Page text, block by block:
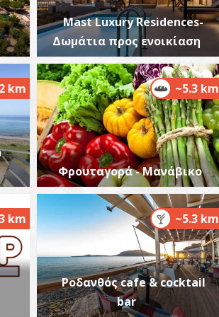
Γεωργόπουλου - Χώρα Τριφυλίας
~7.3Km
Αγγελοπούλου - Χώρα
~7.3Km
Mast Luxury Residences-
Δωμάτια προς ενοικίαση
km ~5.3 km
Φρουταγορά - Μανάβικο
km ~5.3 km
Ροδανθός cafe & cocktail
bar